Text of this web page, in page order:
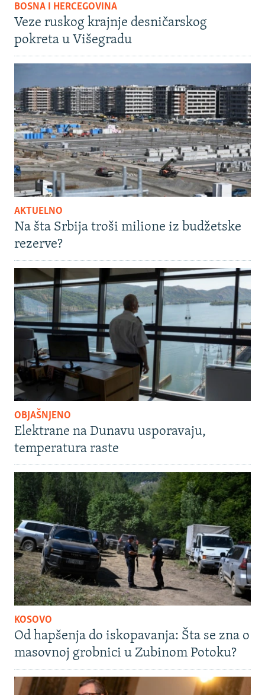
BOSNA I HERCEGOVINA
Veze ruskog krajnje desničarskog
pokreta u Višegradu
AKTUELNO
Na šta Srbija troši milione iz budžetske
rezerve?
OBJAŠNJENO
Elektrane na Dunavu usporavaju,
temperatura raste
KOSOVO
Od hapšenja do iskopavanja: Šta se zna o
masovnoj grobnici u Zubinom Potoku?